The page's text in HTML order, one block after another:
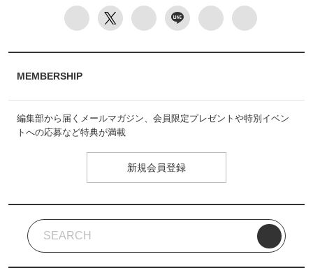
MEMBERSHIP
編集部から届くメールマガジン、会員限定プレゼントや特別イベン
トへの応募など特典が満載
新規会員登録